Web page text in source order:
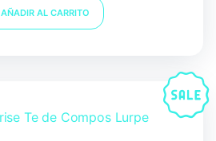
AÑADIR AL CARRITO